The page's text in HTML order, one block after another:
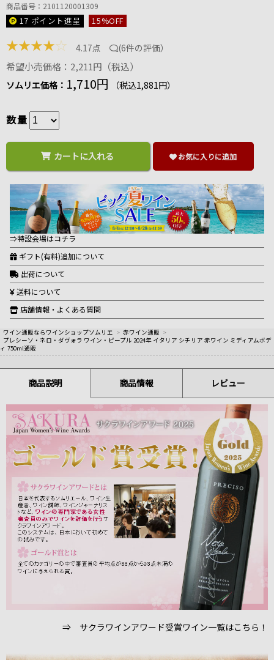
商品番号：2101120001309
17 ポイント進呈 15%OFF
★★★★☆ 4.17点 (6件の評価）
希望小売価格：2,211円（税込）
ソムリエ価格： 1,710円 （税込1,881円）
数量
カートに入れる お気に入りに追加
⇒特設会場はコチラ
ギフト(有料)追加について
出荷について
送料について
店舗情報・よくある質問
ワイン通販ならワインショップソムリエ > 赤ワイン通販 >
プレシーソ・ネロ・ダヴォラ ワイン・ピープル 2024年 イタリア シチリア 赤ワイン ミディアムボデ
ィ 750ml通販
商品説明 商品情報 レビュー
⇒ サクラワインアワード受賞ワイン一覧はこちら！